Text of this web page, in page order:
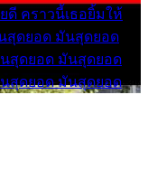
ยดี คราวนี้เธอยิ้มให้
สุดยอด มันสุดยอด
สุดยอด มันสุดยอด
สุดยอด มันสุดยอด